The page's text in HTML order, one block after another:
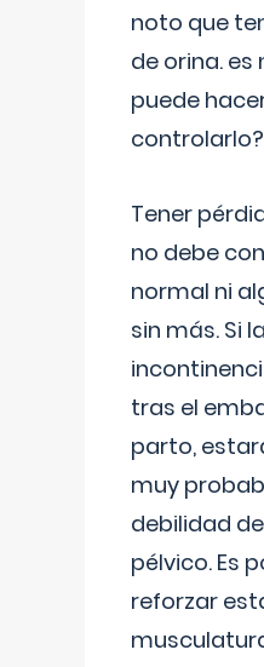
noto que
de orina. es
puede
controlarlo?
Tener
no debe
normal ni
sin más. Si la
tras el
parto,
muy
debilidad
pélvico. Es
reforzar